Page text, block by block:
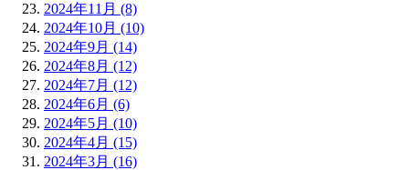
2024年11月 (8)
2024年10月 (10)
2024年9月 (14)
2024年8月 (12)
2024年7月 (12)
2024年6月 (6)
2024年5月 (10)
2024年4月 (15)
2024年3月 (16)